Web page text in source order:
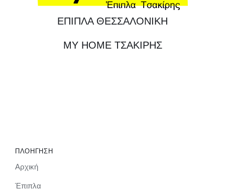
ΕΠΙΠΛΑ ΘΕΣΣΑΛΟΝΙΚΗ
MY HOME ΤΣΑΚΙΡΗΣ
ΠΛΟΗΓΗΣΗ
Αρχική
Έπιπλα